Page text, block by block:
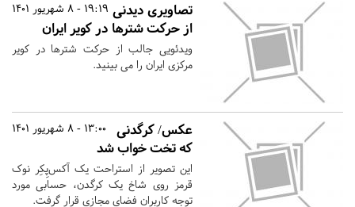
19:19 - 8 شهریور 1401 تصاویری دیدنی
از حرکت شترها در کویر ایران
ویدئویی جالب از حرکت شترها در کویر
مرکزی ایران را می بینید.
13:00 - 8 شهریور 1401
عکس/ کرگدنی
که تخت خواب شد
این تصویر از استراحت یک آکس‌پِکِر نوک
قرمز روی شاخ یک کرگدن، حسابی مورد
توجه کاربران فضای مجازی قرار گرفت.